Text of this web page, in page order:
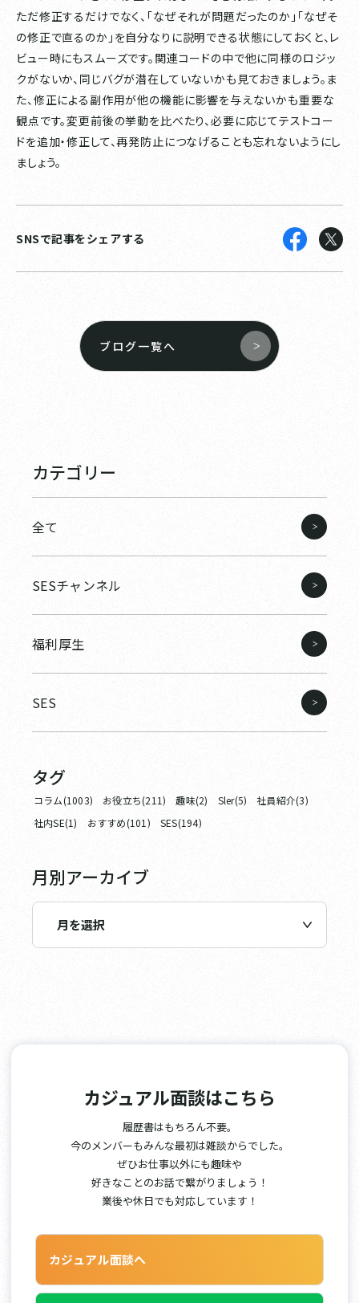
ただ修正するだけでなく、「なぜそれが問題だったのか」「なぜそ
の修正で直るのか」を自分なりに説明できる状態にしておくと、レ
ビュー時にもスムーズです。関連コードの中で他に同様のロジッ
クがないか、同じバグが潜在していないかも見ておきましょう。ま
た、修正による副作用が他の機能に影響を与えないかも重要な
観点です。変更前後の挙動を比べたり、必要に応じてテストコー
ドを追加・修正して、再発防止につなげることも忘れないようにし
ましょう。
SNSで記事をシェアする
ブログ一覧へ
カテゴリー
全て
SESチャンネル
福利厚生
SES
タグ
コラム(1003) お役立ち(211) 趣味(2) Sler(5)
社員紹介(3)
社内SE(1)
おすすめ(101) SES(194)
月別アーカイブ
カジュアル面談はこちら
履歴書はもちろん不要。
今のメンバーもみんな最初は雑談からでした。
ぜひお仕事以外にも趣味や
好きなことのお話で繋がりましょう！
業後や休日でも対応しています！
カジュアル面談へ